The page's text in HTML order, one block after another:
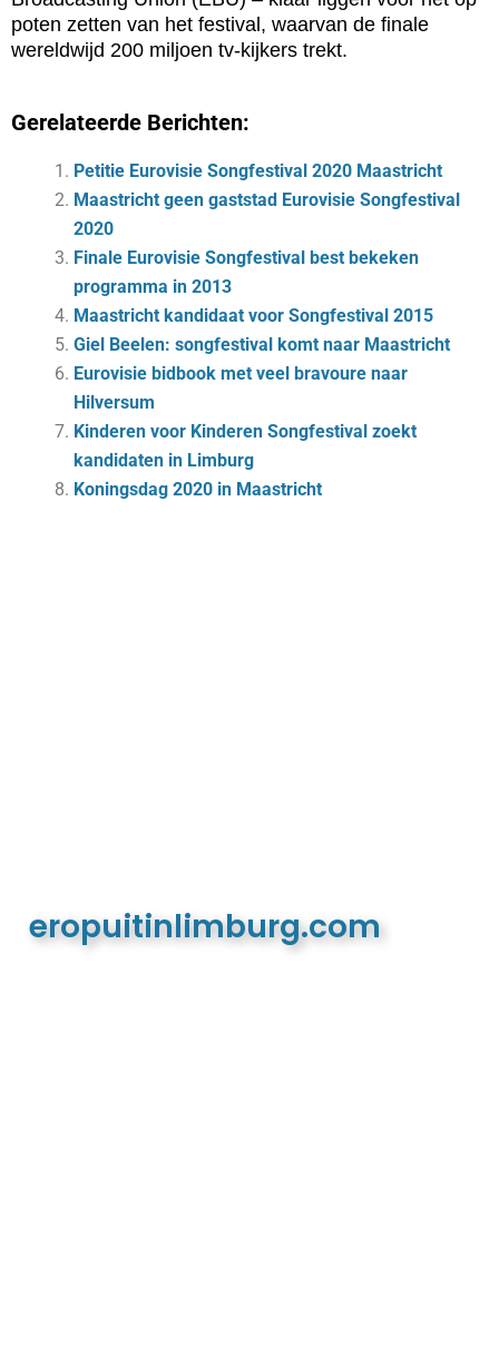
poten zetten van het festival, waarvan de finale
wereldwijd 200 miljoen tv-kijkers trekt.
Gerelateerde Berichten:
Petitie Eurovisie Songfestival 2020 Maastricht
Maastricht geen gaststad Eurovisie Songfestival
2020
Finale Eurovisie Songfestival best bekeken
programma in 2013
Maastricht kandidaat voor Songfestival 2015
Giel Beelen: songfestival komt naar Maastricht
Eurovisie bidbook met veel bravoure naar
Hilversum
Kinderen voor Kinderen Songfestival zoekt
kandidaten in Limburg
Koningsdag 2020 in Maastricht
eropuitinlimburg.com